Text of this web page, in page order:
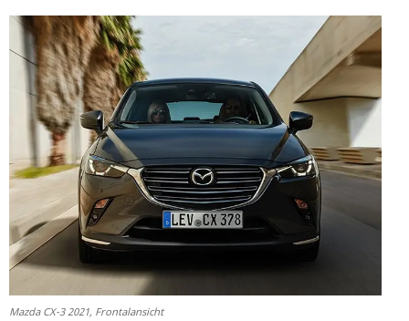
Mazda CX-3 2021, Frontalansicht